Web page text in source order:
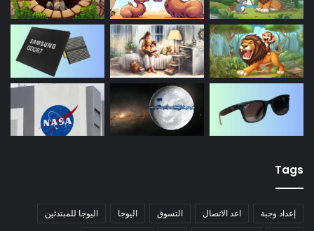
Tags
إعداد وجبة اعد الاتصال التسوق اليوجا اليوجا للمبتدئين